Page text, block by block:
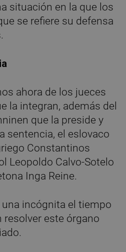
situación en la que los
se refiere su defensa
ahora de los jueces
la integran, además del
que la preside y
sentencia, el eslovaco
Constantinos
Leopoldo Calvo-Sotelo
Inga Reine.
incógnita el tiempo
resolver este órgano